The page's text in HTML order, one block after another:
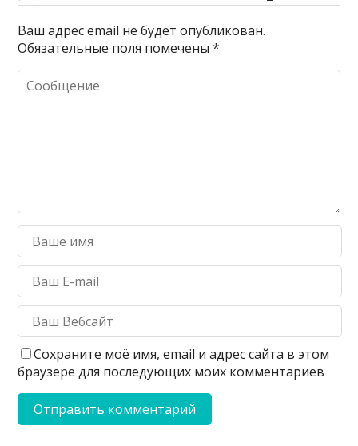
Ваш адрес email не будет опубликован.
Обязательные поля помечены*
Сохраните моё имя, email и адрес сайта в этом
браузере для последующих моих комментариев